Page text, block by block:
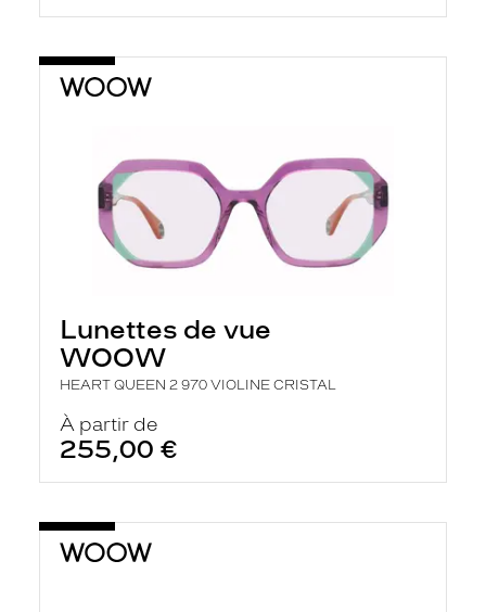
Lunettes de vue
WOOW
HEART QUEEN 2 970 VIOLINE CRISTAL
À partir de
255,00 €